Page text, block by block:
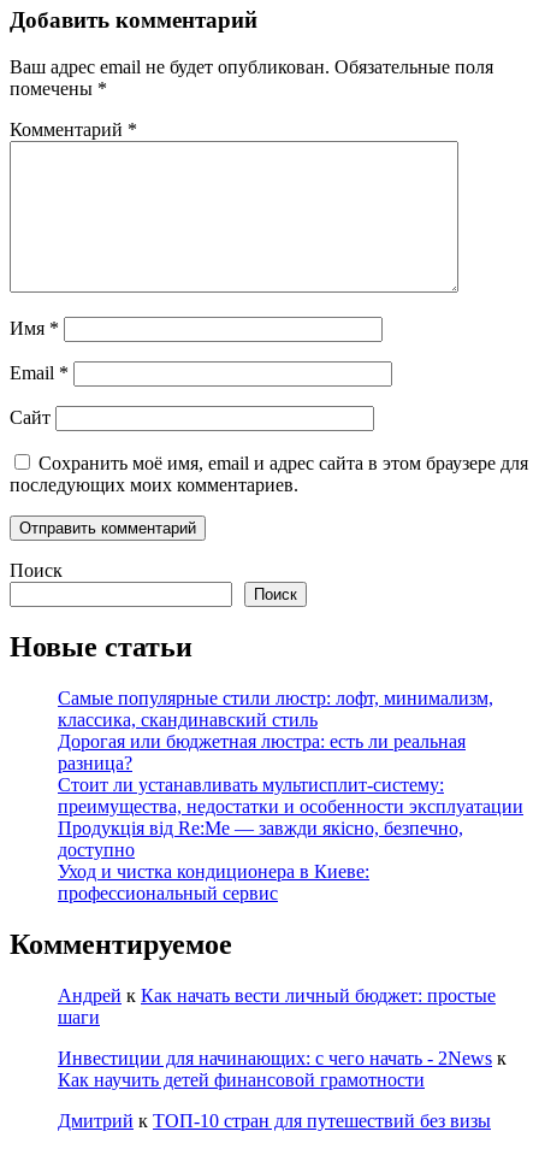
Добавить комментарий
Ваш адрес email не будет опубликован. Обязательные поля
помечены *
Комментарий *
Имя *
Email *
Сайт
Сохранить моё имя, email и адрес сайта в этом браузере для
последующих моих комментариев.
Поиск
Поиск
Новые статьи
Самые популярные стили люстр: лофт, минимализм,
классика, скандинавский стиль
Дорогая или бюджетная люстра: есть ли реальная
разница?
Стоит ли устанавливать мультисплит-систему:
преимущества, недостатки и особенности эксплуатации
Продукція від Re:Me — завжди якісно, безпечно,
доступно
Уход и чистка кондиционера в Киеве:
профессиональный сервис
Комментируемое
Андрей к Как начать вести личный бюджет: простые
шаги
Инвестиции для начинающих: с чего начать - 2News к
Как научить детей финансовой грамотности
Дмитрий к ТОП-10 стран для путешествий без визы